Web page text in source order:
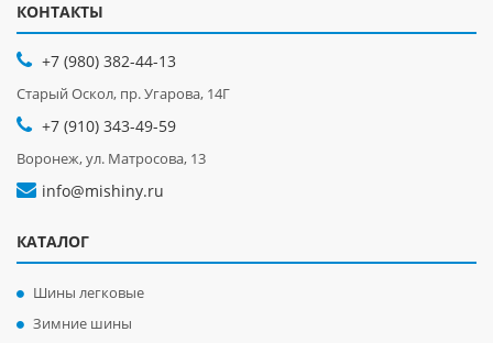
КОНТАКТЫ
+7 (980) 382-44-13
Старый Оскол, пр. Угарова, 14Г
+7 (910) 343-49-59
Воронеж, ул. Матросова, 13
info@mishiny.ru
КАТАЛОГ
Шины легковые
Зимние шины